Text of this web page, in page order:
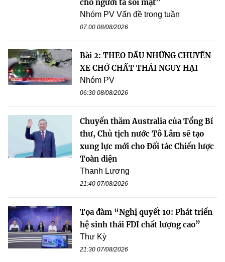
cho người ta soi mặt”
Nhóm PV Vấn đề trong tuần
07:00 08/08/2026
Bài 2: THEO DẤU NHỮNG CHUYẾN
XE CHỞ CHẤT THẢI NGUY HẠI
Nhóm PV
06:30 08/08/2026
Chuyến thăm Australia của Tổng Bí
thư, Chủ tịch nước Tô Lâm sẽ tạo
xung lực mới cho Đối tác Chiến lược
Toàn diện
Thanh Lương
21:40 07/08/2026
Tọa đàm “Nghị quyết 10: Phát triển
hệ sinh thái FDI chất lượng cao”
Thư Kỳ
21:30 07/08/2026